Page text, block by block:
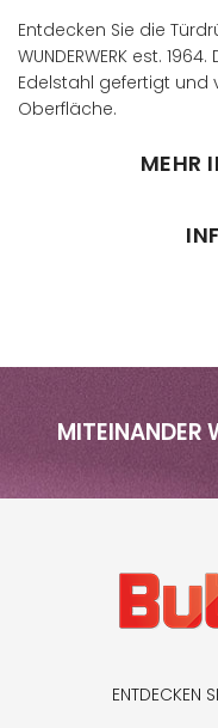
Entdecken Sie die
WUNDERWERK est.
Edelstahl gefertigt
Oberfläche.
MEHR
MITEINANDER
ENTDECKEN